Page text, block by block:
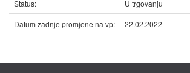
Status:
U trgovanju
Datum zadnje promjene na vp:
22.02.2022